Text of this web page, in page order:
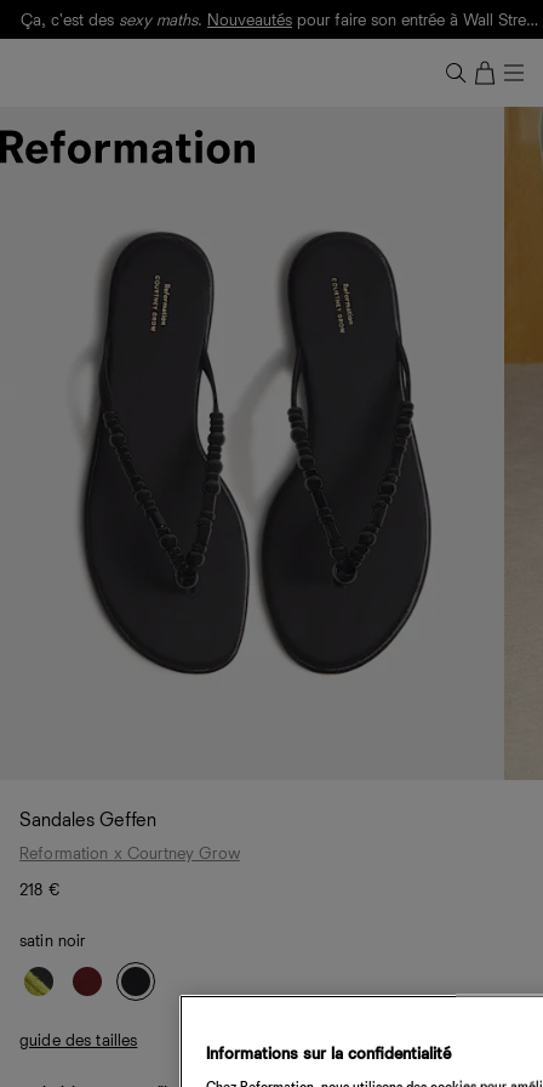
Ça, c'est des sexy maths. Nouveautés pour faire son entrée à Wall Street.
Sandales Geffen
Reformation x Courtney Grow
218 €
satin noir
guide des tailles
Informations sur la confidentialité